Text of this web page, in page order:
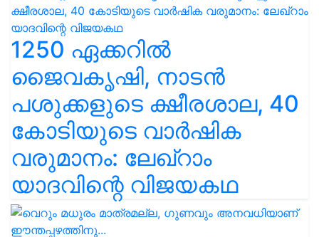
1250 ഏക്കറിൽ
ജൈവകൃഷി, നാടൻ
പശുക്കളുടെ ക്ഷീരശാല, 40
കോടിയുടെ വാർഷിക
വരുമാനം: ലേഖ്‌റാം
യാദവിന്റെ വിജയകഥ